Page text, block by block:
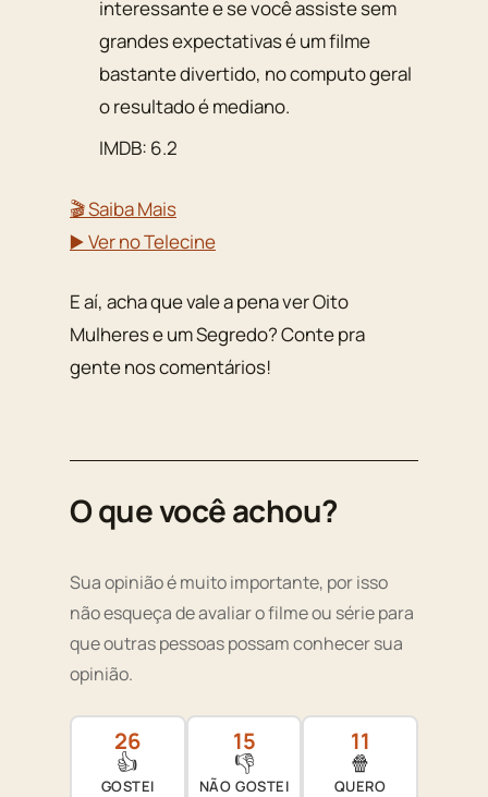
interessante e se você assiste sem
grandes expectativas é um filme
bastante divertido, no computo geral
o resultado é mediano.
IMDB: 6.2
🎬 Saiba Mais
▶️ Ver no Telecine
E aí, acha que vale a pena ver Oito
Mulheres e um Segredo? Conte pra
gente nos comentários!
O que você achou?
Sua opinião é muito importante, por isso
não esqueça de avaliar o filme ou série para
que outras pessoas possam conhecer sua
opinião.
26
👍
GOSTEI
15
👎
NÃO GOSTEI
11
🍿
QUERO